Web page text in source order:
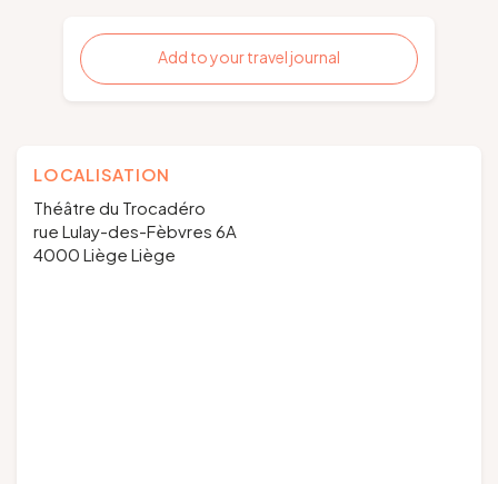
Add to your travel journal
LOCALISATION
Théâtre du Trocadéro
rue Lulay-des-Fèbvres 6A
4000 Liège Liège